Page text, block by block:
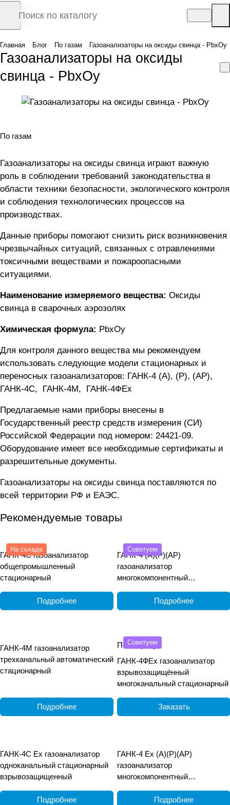
Главная Блог По газам Газоанализаторы на оксиды свинца - PbxOy
Газоанализаторы на оксиды
свинца - PbxOy
По газам
Газоанализаторы на оксиды свинца играют важную
роль в соблюдении требований законодательства в
области техники безопасности, экологического контроля
и соблюдения технологических процессов на
производствах.
Данные приборы помогают снизить риск возникновения
чрезвычайных ситуаций, связанных с отравлениями
токсичными веществами и пожароопасными
ситуациями.
Наименование измеряемого вещества: Оксиды
свинца в сварочных аэрозолях
Химическая формула: PbxOy
Для контроля данного вещества мы рекомендуем
использовать следующие модели стационарных и
переносных газоанализаторов: ГАНК-4 (А), (Р), (АР),
ГАНК-4C, ГАНК-4М, ГАНК-4ФEx
Предлагаемые нами приборы внесены в
Государственный реестр средств измерения (СИ)
Российской Федерации под номером: 24421-09.
Оборудование имеет все необходимые сертификаты и
разрешительные документы.
Газоанализаторы на оксиды свинца поставляются по
всей территории РФ и ЕАЭС.
Рекомендуемые товары
На складе
ГАНК-4С газоанализатор
общепромышленный
стационарный
Подробнее
Советуем
ГАНК-4 (А)(Р)(АР)
газоанализатор
многокомпонентный
переноснойПодробнее
ГАНК-4М газоанализатор
трехканальный автоматический
стационарный
Подробнее
Советуем
По запросу
ГАНК-4ФEx газоанализатор
взрывозащищённый
многоканальный стационарный
Заказать
ГАНК-4С Ех газоанализатор
одноканальный стационарный
взрывозащищенный
Подробнее
ГАНК-4 Ех (А)(Р)(АР)
газоанализатор
многокомпонентный
переноснойПодробнее